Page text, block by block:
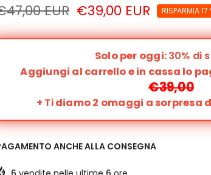
EUR €39,00 EUR RISPARMIA 17
Solo per oggi:30% di
Aggiungi al carrello e in cassa lo
€39,00
+Tidiamo 2 omaggi a sorpresa
ANCHE ALLA CONSEGNA